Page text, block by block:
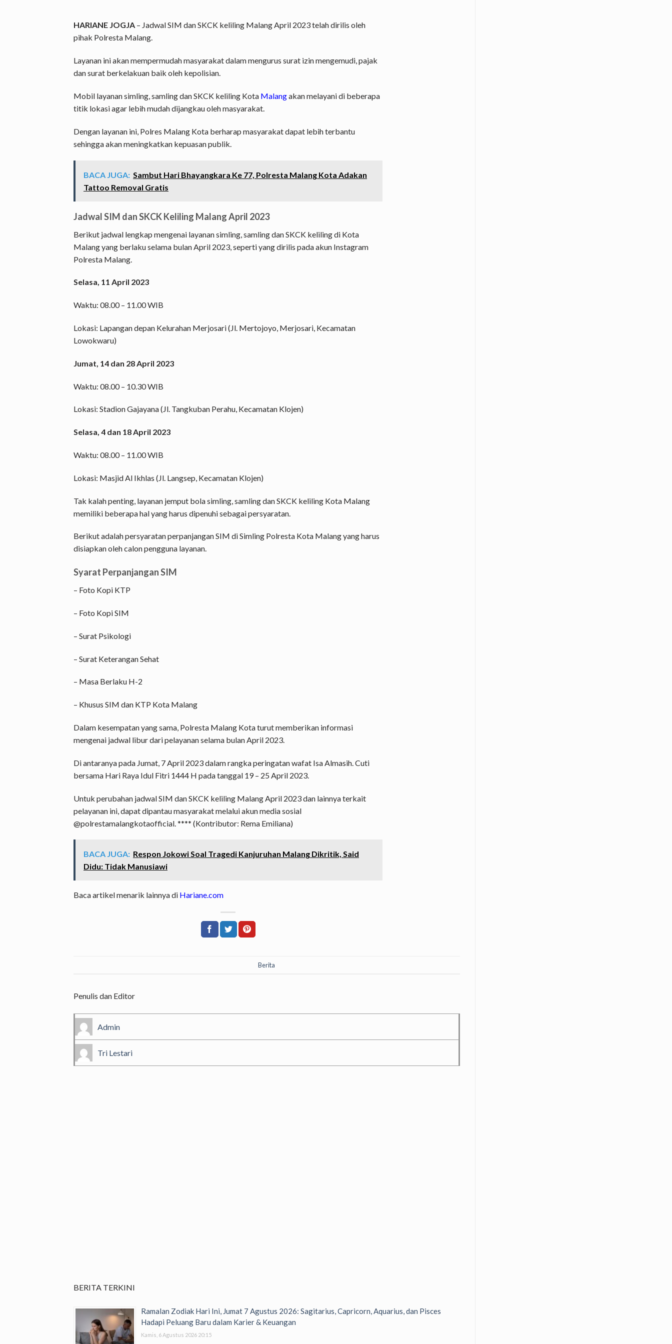
HARIANE JOGJA – Jadwal SIM dan SKCK keliling Malang April 2023 telah dirilis oleh
pihak Polresta Malang.
Layanan ini akan mempermudah masyarakat dalam mengurus surat izin mengemudi, pajak
dan surat berkelakuan baik oleh kepolisian.
Mobil layanan simling, samling dan SKCK keliling Kota Malangakan melayani di beberapa
titik lokasi agar lebih mudah dijangkau oleh masyarakat.
Dengan layanan ini, Polres Malang Kota berharap masyarakat dapat lebih terbantu
sehingga akan meningkatkan kepuasan publik.
BACA JUGA: Sambut Hari Bhayangkara Ke 77, Polresta Malang Kota Adakan
Tattoo Removal Gratis
Jadwal SIM dan SKCK Keliling Malang April 2023
Berikut jadwal lengkap mengenai layanan simling, samling dan SKCK keliling di Kota
Malang yang berlaku selama bulan April 2023, seperti yang dirilis pada akun Instagram
Polresta Malang.
Selasa, 11 April 2023
Waktu: 08.00 – 11.00 WIB
Lokasi: Lapangan depan Kelurahan Merjosari (Jl. Mertojoyo, Merjosari, Kecamatan
Lowokwaru)
Jumat, 14 dan 28 April 2023
Waktu: 08.00 – 10.30 WIB
Lokasi: Stadion Gajayana (Jl. Tangkuban Perahu, Kecamatan Klojen)
Selasa, 4 dan 18 April 2023
Waktu: 08.00 – 11.00 WIB
Lokasi: Masjid Al Ikhlas (Jl. Langsep, Kecamatan Klojen)
Tak kalah penting, layanan jemput bola simling, samling dan SKCK keliling Kota Malang
memiliki beberapa hal yang harus dipenuhi sebagai persyaratan.
Berikut adalah persyaratan perpanjangan SIM di Simling Polresta Kota Malang yang harus
disiapkan oleh calon pengguna layanan.
Syarat Perpanjangan SIM
– Foto Kopi KTP
– Foto Kopi SIM
– Surat Psikologi
– Surat Keterangan Sehat
– Masa Berlaku H-2
– Khusus SIM dan KTP Kota Malang
Dalam kesempatan yang sama, Polresta Malang Kota turut memberikan informasi
mengenai jadwal libur dari pelayanan selama bulan April 2023.
Di antaranya pada Jumat, 7 April 2023 dalam rangka peringatan wafat Isa Almasih. Cuti
bersama Hari Raya Idul Fitri 1444 H pada tanggal 19 – 25 April 2023.
Untuk perubahan jadwal SIM dan SKCK keliling Malang April 2023 dan lainnya terkait
pelayanan ini, dapat dipantau masyarakat melalui akun media sosial
@polrestamalangkotaofficial. **** (Kontributor: Rema Emiliana)
BACA JUGA: Respon Jokowi Soal Tragedi Kanjuruhan Malang Dikritik, Said
Didu: Tidak Manusiawi
Baca artikel menarik lainnya di Hariane.com
Berita
Penulis dan Editor
Admin
Tri Lestari
BERITA TERKINI
Ramalan Zodiak Hari Ini, Jumat 7 Agustus 2026: Sagitarius, Capricorn, Aquarius, dan Pisces
Hadapi Peluang Baru dalam Karier & Keuangan
Kamis, 6 Agustus 2026 20:15